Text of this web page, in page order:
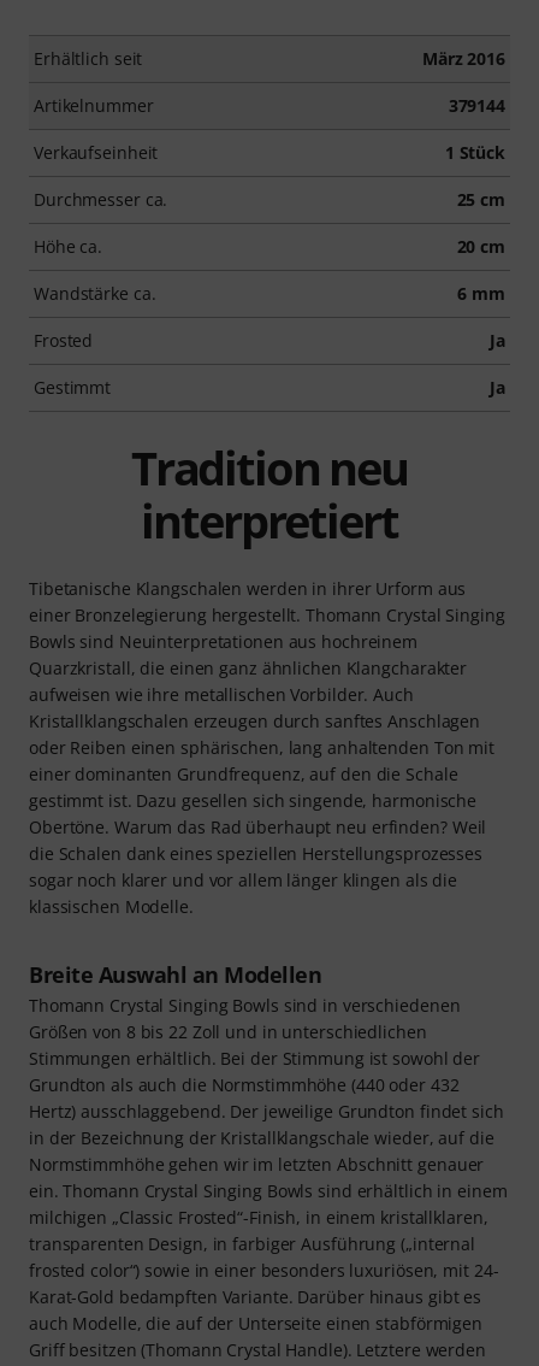
Erhältlich seit März 2016
Artikelnummer 379144
Verkaufseinheit 1 Stück
Durchmesser ca. 25 cm
Höhe ca. 20 cm
Wandstärke ca. 6 mm
Frosted Ja
Gestimmt Ja
Tradition neu
interpretiert
Tibetanische Klangschalen werden in ihrer Urform aus
einer Bronzelegierung hergestellt. Thomann Crystal Singing
Bowls sind Neuinterpretationen aus hochreinem
Quarzkristall, die einen ganz ähnlichen Klangcharakter
aufweisen wie ihre metallischen Vorbilder. Auch
Kristallklangschalen erzeugen durch sanftes Anschlagen
oder Reiben einen sphärischen, lang anhaltenden Ton mit
einer dominanten Grundfrequenz, auf den die Schale
gestimmt ist. Dazu gesellen sich singende, harmonische
Obertöne. Warum das Rad überhaupt neu erfinden? Weil
die Schalen dank eines speziellen Herstellungsprozesses
sogar noch klarer und vor allem länger klingen als die
klassischen Modelle.
Breite Auswahl an Modellen
Thomann Crystal Singing Bowls sind in verschiedenen
Größen von 8 bis 22 Zoll und in unterschiedlichen
Stimmungen erhältlich. Bei der Stimmung ist sowohl der
Grundton als auch die Normstimmhöhe (440 oder 432
Hertz) ausschlaggebend. Der jeweilige Grundton findet sich
in der Bezeichnung der Kristallklangschale wieder, auf die
Normstimmhöhe gehen wir im letzten Abschnitt genauer
ein. Thomann Crystal Singing Bowls sind erhältlich in einem
milchigen „Classic Frosted“-Finish, in einem kristallklaren,
transparenten Design, in farbiger Ausführung („internal
frosted color“) sowie in einer besonders luxuriösen, mit 24-
Karat-Gold bedampften Variante. Darüber hinaus gibt es
auch Modelle, die auf der Unterseite einen stabförmigen
Griff besitzen (Thomann Crystal Handle). Letztere werden